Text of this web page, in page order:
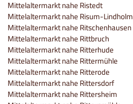
Mittelaltermarkt nahe Ristedt
Mittelaltermarkt nahe Risum-Lindholm
Mittelaltermarkt nahe Ritschenhausen
Mittelaltermarkt nahe Rittbruch
Mittelaltermarkt nahe Ritterhude
Mittelaltermarkt nahe Rittermühle
Mittelaltermarkt nahe Ritterode
Mittelaltermarkt nahe Rittersdorf
Mittelaltermarkt nahe Rittersheim